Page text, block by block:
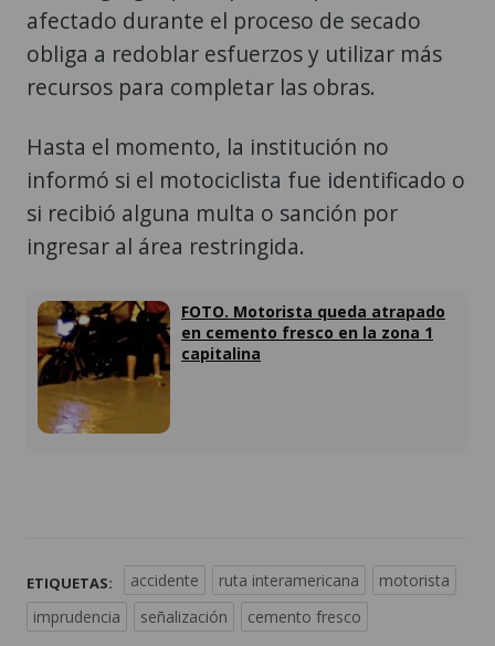
afectado durante el proceso de secado
obliga a redoblar esfuerzos y utilizar más
recursos para completar las obras.
Hasta el momento, la institución no
informó si el motociclista fue identificado o
si recibió alguna multa o sanción por
ingresar al área restringida.
FOTO. Motorista queda atrapado
en cemento fresco en la zona 1
capitalina
ETIQUETAS: accidente ruta interamericana
motorista
imprudencia
señalización cemento fresco